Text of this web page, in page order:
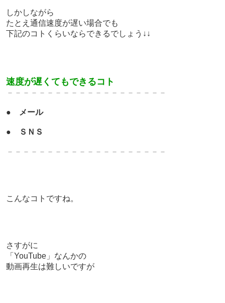
しかしながら
たとえ通信速度が遅い場合でも
下記のコトくらいならできるでしょう↓↓
速度が遅くてもできるコト
－－－－－－－－－－－－－－－－－－－－
● メール
● ＳＮＳ
－－－－－－－－－－－－－－－－－－－－
こんなコトですね。
さすがに
「YouTube」なんかの
動画再生は難しいですが